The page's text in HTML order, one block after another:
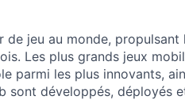
jeu au monde,
Les plus grands jeux
parmi les plus innovants,
sont développés, déployés